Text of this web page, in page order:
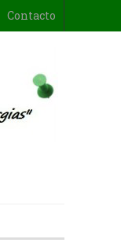
Contacto